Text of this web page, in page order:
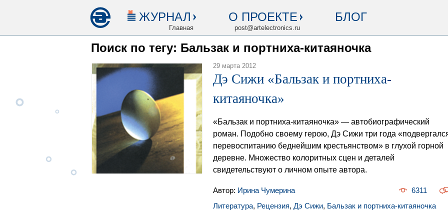
ЖУРНАЛ
Главная
О ПРОЕКТЕ
post@artelectronics.ru
БЛОГ
Поиск по тегу: Бальзак и портниха-китаяночка
29 марта 2012
Дэ Сижи «Бальзак и портниха-
китаяночка»
«Бальзак и портниха-китаяночка» — автобиографический
роман. Подобно своему герою, Дэ Сижи три года
перевоспитанию беднейшим крестьянством» в глухой горной
деревне. Множество колоритных сцен и деталей
свидетельствуют о личном опыте автора.
Автор: Ирина Чумерина
6311
Литература, Рецензия, Дэ Сижи, Бальзак и портниха-китаяночка